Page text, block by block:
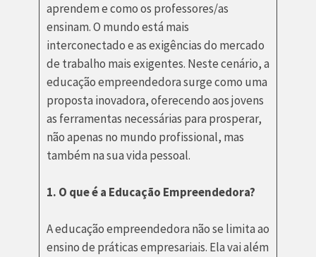
aprendem e como os professores/as
ensinam. O mundo está mais
interconectado e as exigências do mercado
de trabalho mais exigentes. Neste cenário, a
educação empreendedora surge como uma
proposta inovadora, oferecendo aos jovens
as ferramentas necessárias para prosperar,
não apenas no mundo profissional, mas
também na sua vida pessoal.
1. O que é a Educação Empreendedora?
A educação empreendedora não se limita ao
ensino de práticas empresariais. Ela vai além